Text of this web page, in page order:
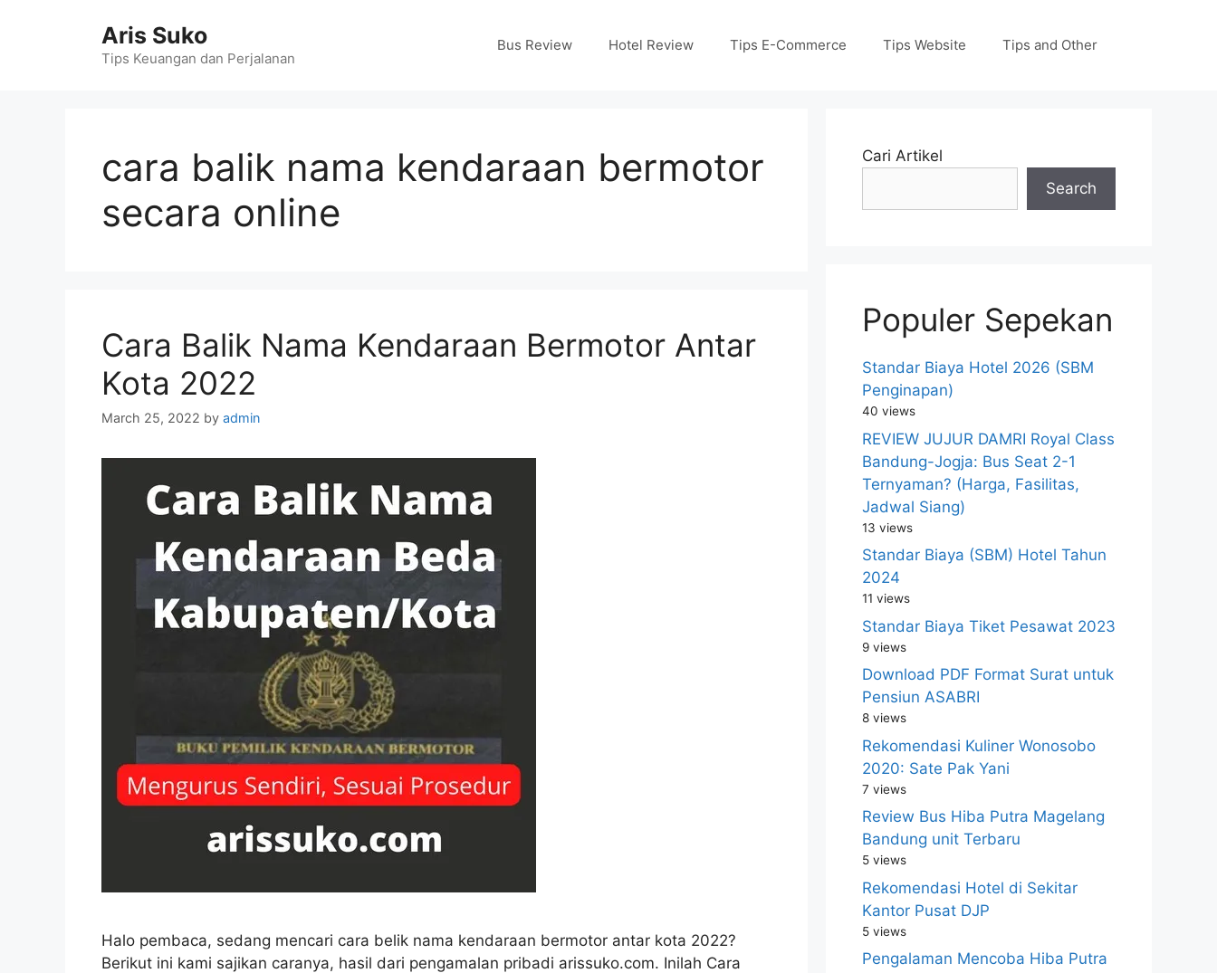
Aris Suko
Tips Keuangan dan Perjalanan
Bus Review Hotel Review Tips E-Commerce Tips Website Tips and Other
cara balik nama kendaraan bermotor
secara online
Cara Balik Nama Kendaraan Bermotor Antar
Kota 2022
March 25, 2022 by admin
Halo pembaca, sedang mencari cara belik nama kendaraan bermotor antar kota 2022?
Berikut ini kami sajikan caranya, hasil dari pengamalan pribadi arissuko.com. Inilah Cara
Cari Artikel
Search
Populer Sepekan
Standar Biaya Hotel 2026 (SBM
Penginapan)
40 views
REVIEW JUJUR DAMRI Royal Class
Bandung-Jogja: Bus Seat 2-1
Ternyaman? (Harga, Fasilitas,
Jadwal Siang)
13 views
Standar Biaya (SBM) Hotel Tahun
2024
11 views
Standar Biaya Tiket Pesawat 2023
9 views
Download PDF Format Surat untuk
Pensiun ASABRI
8 views
Rekomendasi Kuliner Wonosobo
2020: Sate Pak Yani
7 views
Review Bus Hiba Putra Magelang
Bandung unit Terbaru
5 views
Rekomendasi Hotel di Sekitar
Kantor Pusat DJP
5 views
Pengalaman Mencoba Hiba Putra